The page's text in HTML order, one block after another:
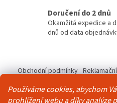
Používáme cookies, abychom
prohlížení webu a díky analýze
v
ý
u
Doručení do 2 dnů
Okamžitá expedice a
dnů od data
p
Obchodní podmínky